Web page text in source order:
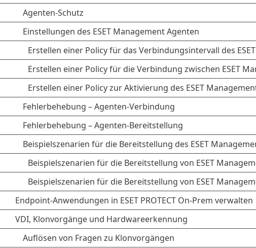
Agenten-Schutz
Einstellungen des ESET Management Agenten
Erstellen einer Policy für das Verbindungsintervall des
Erstellen einer Policy für die Verbindung zwischen ESET
Erstellen einer Policy zur Aktivierung des ESET
Fehlerbehebung – Agenten-Verbindung
Fehlerbehebung – Agenten-Bereitstellung
Beispielszenarien für die Bereitstellung des ESET
Beispielszenarien für die Bereitstellung von ESET
Beispielszenarien für die Bereitstellung von ESET
Endpoint-Anwendungen in ESET PROTECT On-Prem verwalten
VDI, Klonvorgänge und Hardwareerkennung
Auflösen von Fragen zu Klonvorgängen